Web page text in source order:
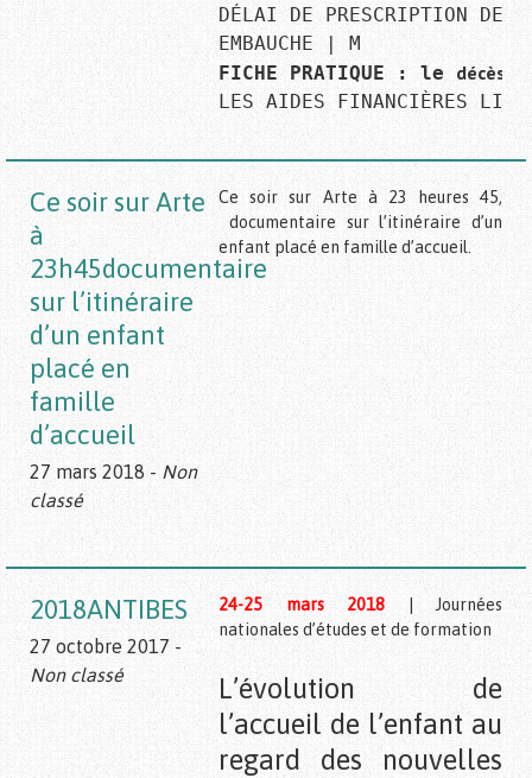
DÉLAI DE PRESCRIPTION DES
FICHE PRATIQUE : le décès
LES AIDES FINANCIÈRES
Ce soir sur Arte
à
23h45documentaire
sur l’itinéraire
d’un enfant
placé en
famille
d’accueil
27 mars 2018 - Non
classé
Ce soir sur Arte à 23 heures 45,
documentaire sur l’itinéraire d’un
enfant placé en famille d’accueil.
2018ANTIBES
27 octobre 2017 -
Non classé
24-25 mars 2018 | Journées
nationales d’études et de formation
L’évolution de
l’accueil de l’enfant au
regard des nouvelles